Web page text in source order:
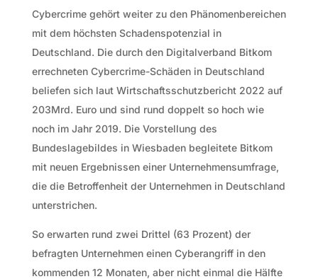
Cybercrime gehört weiter zu den Phänomenbereichen
mit dem höchsten Schadenspotenzial in
Deutschland. Die durch den Digitalverband Bitkom
errechneten Cybercrime-Schäden in Deutschland
beliefen sich laut Wirtschaftsschutzbericht 2022 auf
203Mrd. Euro und sind rund doppelt so hoch wie
noch im Jahr 2019. Die Vorstellung des
Bundeslagebildes in Wiesbaden begleitete Bitkom
mit neuen Ergebnissen einer Unternehmensumfrage,
die die Betroffenheit der Unternehmen in Deutschland
unterstrichen.
So erwarten rund zwei Drittel (63 Prozent) der
befragten Unternehmen einen Cyberangriff in den
kommenden 12 Monaten, aber nicht einmal die Hälfte